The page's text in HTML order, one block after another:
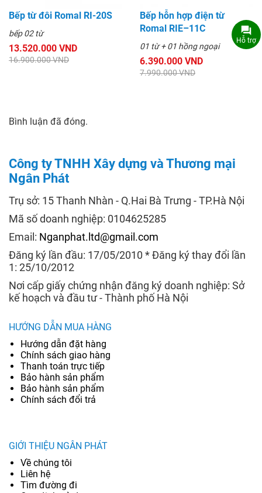
Bếp từ đôi Romal RI-20S
bếp 02 từ
13.520.000 VND
16.900.000 VND
Bếp hỗn hợp điện từ
Romal RIE–11C
01 từ + 01 hồng ngoại
6.390.000 VND
7.990.000 VND
Bình luận đã đóng.
Công ty TNHH Xây dựng và Thương mại
Ngân Phát
Trụ sở: 15 Thanh Nhàn - Q.Hai Bà Trưng - TP.Hà Nội
Mã số doanh nghiệp: 0104625285
Email: Nganphat.ltd@gmail.com
Đăng ký lần đầu: 17/05/2010 * Đăng ký thay đổi lần
1: 25/10/2012
Nơi cấp giấy chứng nhận đăng ký doanh nghiệp: Sở
kế hoạch và đầu tư - Thành phố Hà Nội
HƯỚNG DẪN MUA HÀNG
Hướng dẫn đặt hàng
Chính sách giao hàng
Thanh toán trực tiếp
Bảo hành sản phẩm
Bảo hành sản phẩm
Chính sách đổi trả
GIỚI THIỆU NGÂN PHÁT
Về chúng tôi
Liên hệ
Tìm đường đi
Hỗ trợ